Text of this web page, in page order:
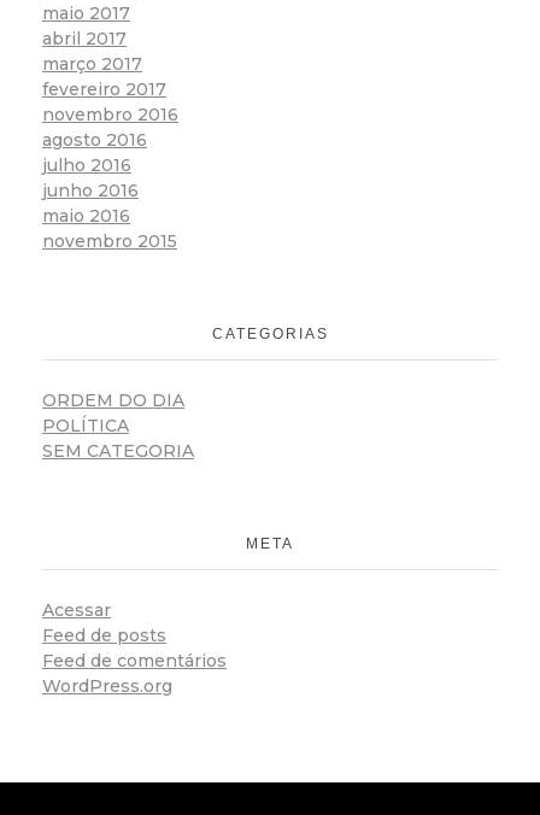
maio 2017
abril 2017
março 2017
fevereiro 2017
novembro 2016
agosto 2016
julho 2016
junho 2016
maio 2016
novembro 2015
CATEGORIAS
ORDEM DO DIA
POLÍTICA
SEM CATEGORIA
META
Acessar
Feed de posts
Feed de comentários
WordPress.org